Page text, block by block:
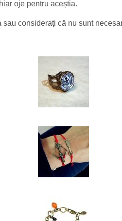
oje pentru aceștia.
considerați că nu sunt